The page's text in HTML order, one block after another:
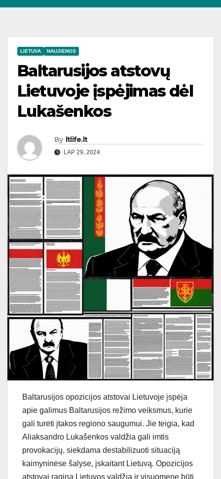
LIETUVA NAUJIENOS
Baltarusijos atstovų
Lietuvoje įspėjimas dėl
Lukašenkos
By ltlife.lt
LAP 29, 2024
Baltarusijos opozicijos atstovai Lietuvoje įspėja
apie galimus Baltarusijos režimo veiksmus, kurie
gali turėti įtakos regiono saugumui. Jie teigia, kad
Aliaksandro Lukašenkos valdžia gali imtis
provokacijų, siekdama destabilizuoti situaciją
kaimyninėse šalyse, įskaitant Lietuvą. Opozicijos
atstovai ragina Lietuvos valdžią ir visuomenę būti